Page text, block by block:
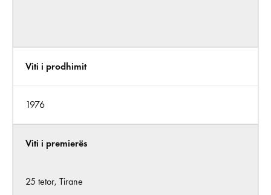
Viti i prodhimit
1976
Viti i premierës
25 tetor, Tirane